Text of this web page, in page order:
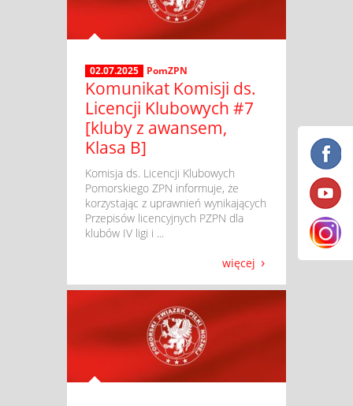
02.07.2025 PomZPN
Komunikat Komisji ds.
Licencji Klubowych #7
[kluby z awansem,
Klasa B]
​ Komisja ds. Licencji Klubowych
Pomorskiego ZPN informuje, że
korzystając z uprawnień wynikających
Przepisów licencyjnych PZPN dla
klubów IV ligi i ...
więcej